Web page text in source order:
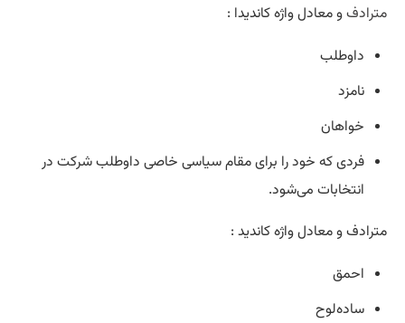
مترادفو معادل واژه کاندیدا :
داوطلب
نامزد
خواهان
فردی که خود را برای مقام سیاسی خاصی داوطلب شرکت در
انتخابات می‌شود.
مترادف و معادل واژه کاندید :
احمق
ساده‌لوح